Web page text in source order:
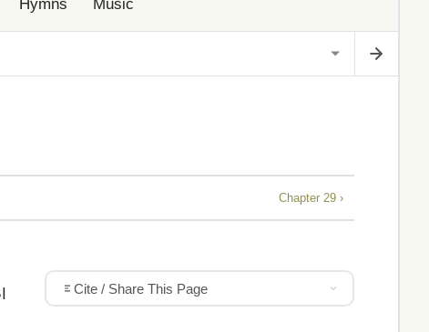
Hymns Music
Chapter 29 ›
Cite / Share This Page